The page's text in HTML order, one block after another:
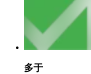
多于